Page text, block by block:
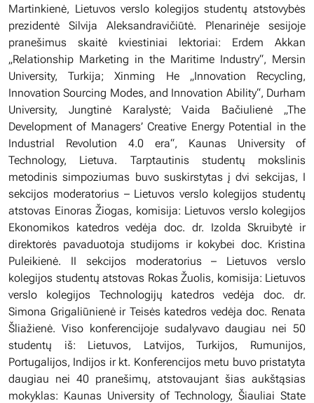
Martinkienė, Lietuvos verslo kolegijos studentų atstovybės
prezidentė Silvija Aleksandravičiūtė. Plenarinėje sesijoje
pranešimus skaitė kviestiniai lektoriai: Erdem Akkan
„Relationship Marketing in the Maritime Industry“, Mersin
University, Turkija; Xinming He „Innovation Recycling,
Innovation Sourcing Modes, and Innovation Ability“, Durham
University, Jungtinė Karalystė; Vaida Bačiulienė „The
Development of Managers’ Creative Energy Potential in the
Industrial Revolution 4.0 era“, Kaunas University of
Technology, Lietuva. Tarptautinis studentų mokslinis
metodinis simpoziumas buvo suskirstytas į dvi sekcijas, I
sekcijos moderatorius – Lietuvos verslo kolegijos studentų
atstovas Einoras Žiogas, komisija: Lietuvos verslo kolegijos
Ekonomikos katedros vedėja doc. dr. Izolda Skruibytė ir
direktorės pavaduotoja studijoms ir kokybei doc. Kristina
Puleikienė. II sekcijos moderatorius – Lietuvos verslo
kolegijos studentų atstovas Rokas Žuolis, komisija: Lietuvos
verslo kolegijos Technologijų katedros vedėja doc. dr.
Simona Grigaliūnienė ir Teisės katedros vedėja doc. Renata
Šliažienė. Viso konferencijoje sudalyvavo daugiau nei 50
studentų iš: Lietuvos, Latvijos, Turkijos, Rumunijos,
Portugalijos, Indijos ir kt. Konferencijos metu buvo pristatyta
daugiau nei 40 pranešimų, atstovaujant šias aukštąsias
mokyklas: Kaunas University of Technology, Šiauliai State